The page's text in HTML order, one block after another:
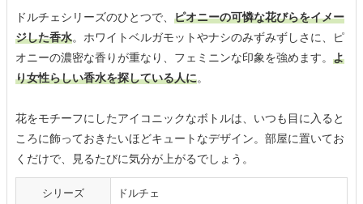
ドルチェシリーズのひとつで、 ピオニーの可憐な花びらをイメー
ジした香水。ホワイトベルガモットやナシのみずみずしさに、ピ
オニーの濃密な香りが重なり、フェミニンな印象を強めます。 よ
り女性らしい香水を探している人に。
花をモチーフにしたアイコニックなボトルは、いつも目に入ると
ころに飾っておきたいほどキュートなデザイン。部屋に置いてお
くだけで、見るたびに気分が上がるでしょう。
シリーズ ドルチェ